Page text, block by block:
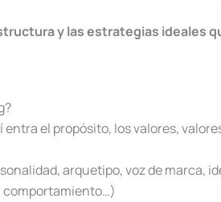
y las estrategias ideales
entra el propósito, los valores,
arquetipo, voz de marca,